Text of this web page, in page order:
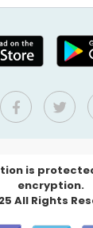
is
encryption.
All Rights